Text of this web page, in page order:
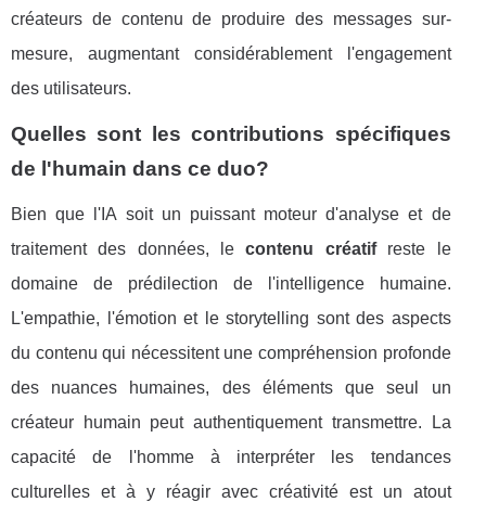
créateurs de contenu de produire des messages sur-
mesure, augmentant considérablement l'engagement
des utilisateurs.
Quelles sont les contributions spécifiques
de l'humain dans ce duo?
Bien que l'IA soit un puissant moteur d'analyse et de
traitement des données, lecontenu créatifreste le
domaine de prédilection de l'intelligence humaine.
L'empathie, l'émotion et le storytelling sont des aspects
du contenu qui nécessitent une compréhension profonde
des nuances humaines, des éléments que seul un
créateur humain peut authentiquement transmettre. La
capacité de l'homme à interpréter les tendances
culturelles et à y réagir avec créativité est un atout